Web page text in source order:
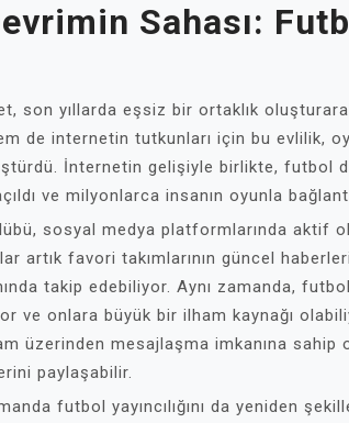
Sahası:
son yıllarda eşsiz bir ortaklık
de internetin tutkunları için bu evlilik,
İnternetin gelişiyle birlikte, futbol
ve milyonlarca insanın oyunla
sosyal medya platformlarında aktif
artık favori takımlarının güncel
takip edebiliyor. Aynı zamanda,
ve onlara büyük bir ilham kaynağı
üzerinden mesajlaşma imkanına
paylaşabilir.
futbol yayıncılığını da yeniden